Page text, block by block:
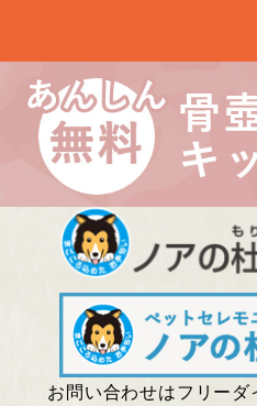
埼玉県 Kさま（あかりちゃん
千葉県 Uさま（エルフちゃ
愛知県 Kさま（Litoちゃん）
東京都 Aさま（ミンスちゃん
お問い合わせはフリーダ